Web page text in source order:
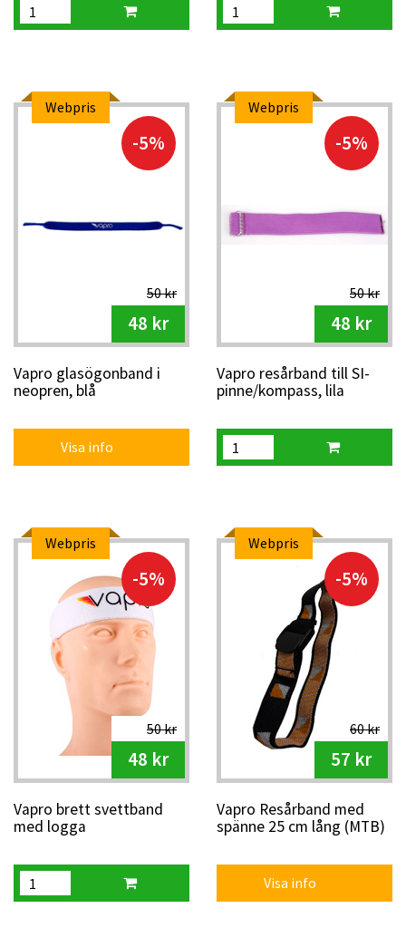
Webpris
-5%
50 kr
48 kr
Vapro glasögonband i
neopren, blå
Visa info
Webpris
-5%
50 kr
48 kr
Vapro resårband till SI-
pinne/kompass, lila
Webpris
-5%
50 kr
48 kr
Vapro brett svettband
med logga
Webpris
-5%
60 kr
57 kr
Vapro Resårband med
spänne 25 cm lång (MTB)
Visa info